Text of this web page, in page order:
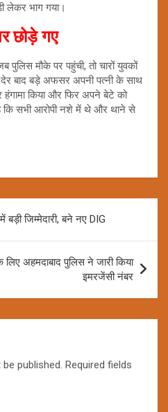
लेकर भाग गया।
छोड़े गए
पुलिस मौके पर पहुंची, तो चारों युवकों
बाद बड़े अफसर अपनी पत्नी के साथ
किया और फिर अपने बेटे को
कि सभी आरोपी नशे में थे और थाने से
बड़ी जिम्मेदारी, बने नए DIG
अहमदाबाद पुलिस ने जारी किया
इमरजेंसी नंबर
published. Required fields